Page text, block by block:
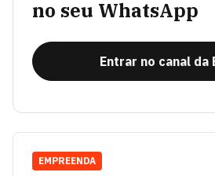
no seu WhatsApp
Entrar no canal da
EMPREENDA